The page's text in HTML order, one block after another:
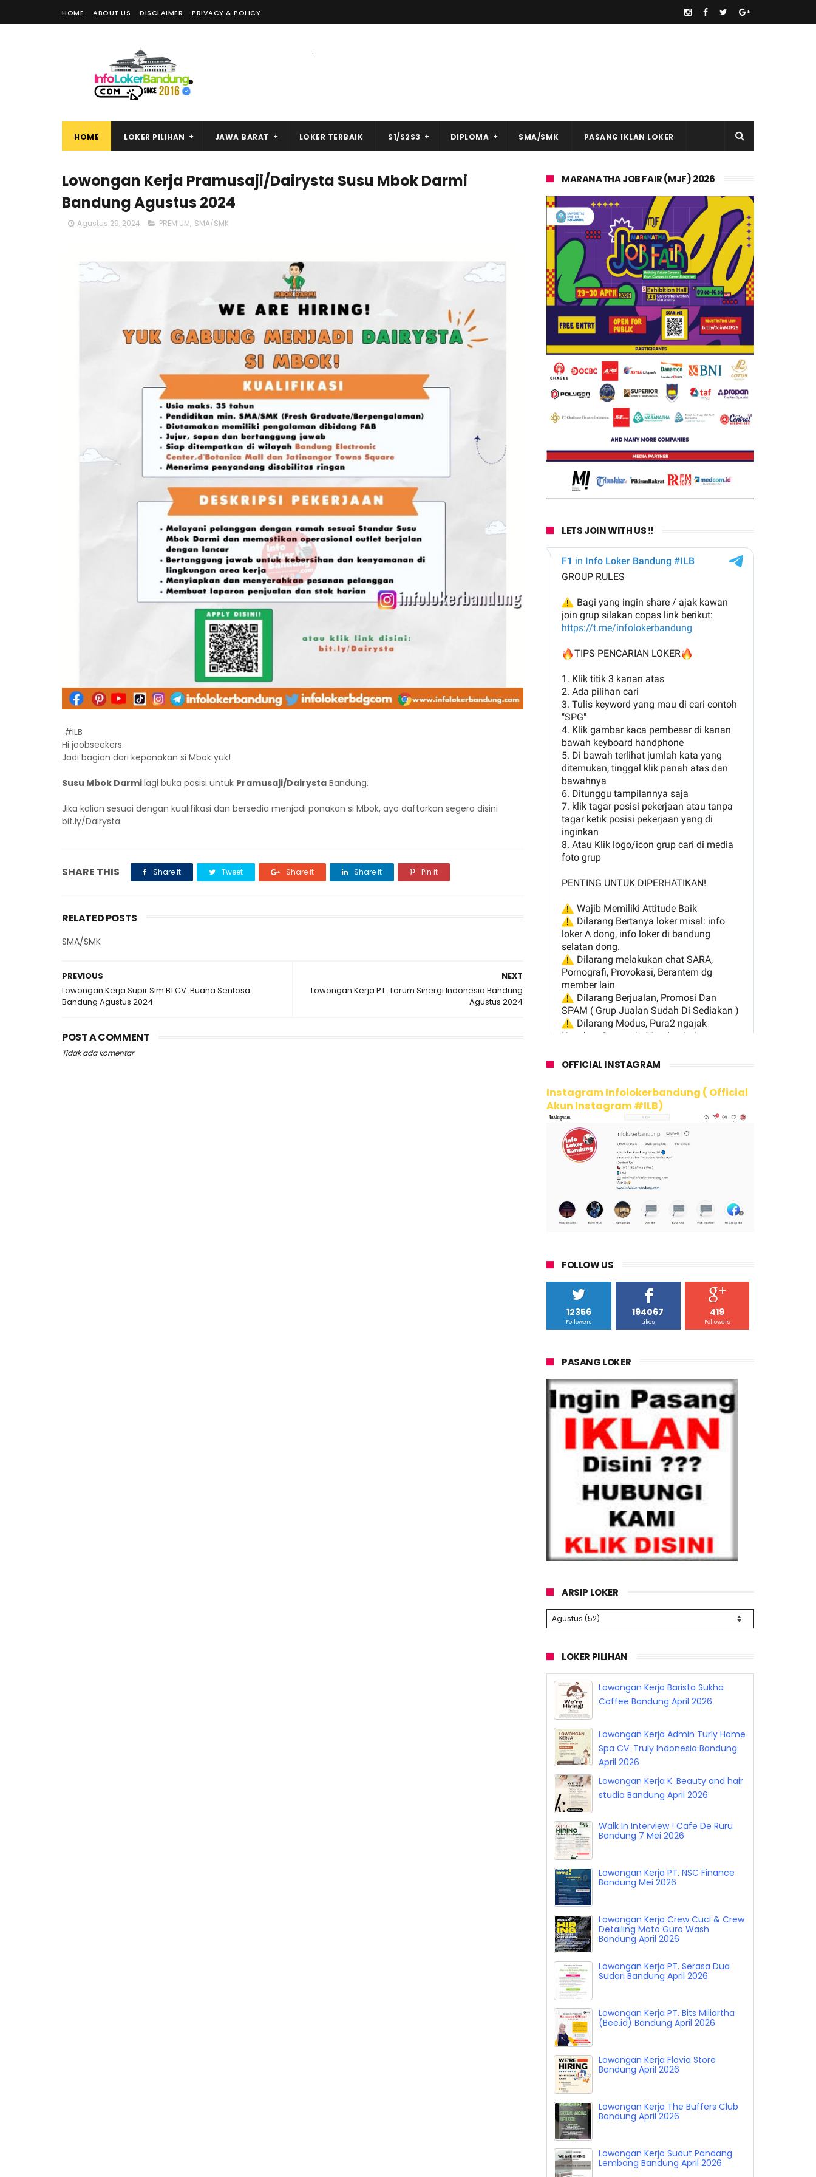
HOME ABOUT US DISCLAIMER PRIVACY & POLICY
.
HOME LOKER PILIHAN JAWA BARAT LOKER TERBAIK S1/S2S3 DIPLOMA SMA/SMK PASANG IKLAN LOKER
Lowongan Kerja Pramusaji/Dairysta Susu Mbok Darmi
Bandung Agustus 2024
Agustus 29, 2024 PREMIUM, SMA/SMK
#ILB
Hi joobseekers.
Jadi bagian dari keponakan si Mbok yuk!
Susu Mbok Darmilagi buka posisi untuk Pramusaji/Dairysta Bandung.
Jika kalian sesuai dengan kualifikasi dan bersedia menjadi ponakan si Mbok, ayo daftarkan segera disini
bit.ly/Dairysta
SHARE THIS Share it Tweet Share it Share it Pin it
RELATED POSTS
SMA/SMK
NEXT
Lowongan Kerja PT. Tarum Sinergi Indonesia Bandung
Agustus 2024
PREVIOUS
Lowongan Kerja Supir Sim B1 CV. Buana Sentosa
Bandung Agustus 2024
POST A COMMENT
Tidak ada komentar
MARANATHA JOB FAIR (MJF) 2026
LETS JOIN WITH US !!
OFFICIAL INSTAGRAM
Instagram Infolokerbandung ( Official
Akun Instagram #ILB)
FOLLOW US
12356
Followers
194067
Likes
419
Followers
PASANG LOKER
ARSIP LOKER
LOKER PILIHAN
Lowongan Kerja Barista Sukha
Coffee Bandung April 2026
Lowongan Kerja Admin Turly Home
Spa CV. Truly Indonesia Bandung
April 2026
Lowongan Kerja K. Beauty and hair
studio Bandung April 2026
Walk In Interview ! Cafe De Ruru
Bandung 7 Mei 2026
Lowongan Kerja PT. NSC Finance
Bandung Mei 2026
Lowongan Kerja Crew Cuci & Crew
Detailing Moto Guro Wash
Bandung April 2026
Lowongan Kerja PT. Serasa Dua
Sudari Bandung April 2026
Lowongan Kerja PT. Bits Miliartha
(Bee.id) Bandung April 2026
Lowongan Kerja Flovia Store
Bandung April 2026
Lowongan Kerja The Buffers Club
Bandung April 2026
Lowongan Kerja Sudut Pandang
Lembang Bandung April 2026